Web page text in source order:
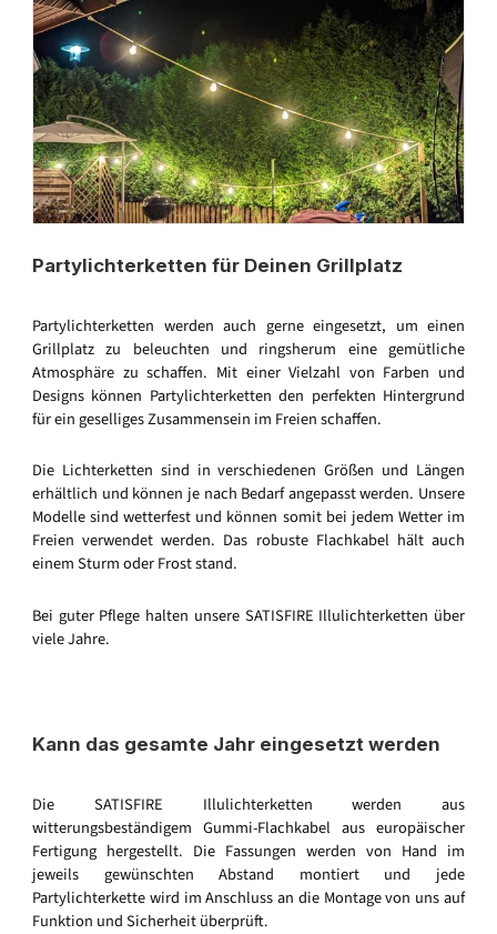
Partylichterketten für Deinen Grillplatz
Partylichterketten werden auch gerne eingesetzt, um einen
Grillplatz zu beleuchten und ringsherum eine gemütliche
Atmosphäre zu schaffen. Mit einer Vielzahl von Farben und
Designs können Partylichterketten den perfekten Hintergrund
für ein geselliges Zusammensein im Freien schaffen.
Die Lichterketten sind in verschiedenen Größen und Längen
erhältlich und können je nach Bedarf angepasst werden. Unsere
Modelle sind wetterfest und können somit bei jedem Wetter im
Freien verwendet werden. Das robuste Flachkabel hält auch
einem Sturm oder Frost stand.
Bei guter Pflege halten unsere SATISFIRE Illulichterketten über
viele Jahre.
Kann das gesamte Jahr eingesetzt werden
Die SATISFIRE Illulichterketten werden aus
witterungsbeständigem Gummi-Flachkabel aus europäischer
Fertigung hergestellt. Die Fassungen werden von Hand im
jeweils gewünschten Abstand montiert und jede
Partylichterkette wird im Anschluss an die Montage von uns auf
Funktion und Sicherheit überprüft.